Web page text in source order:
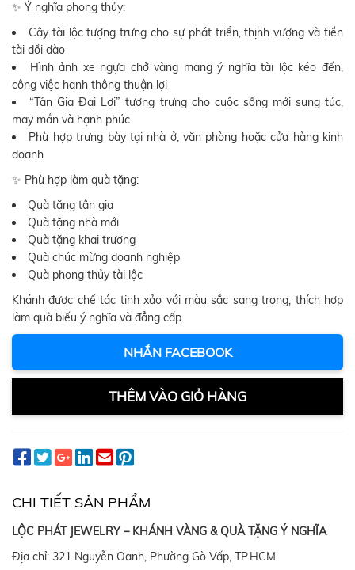
✨ Ý nghĩa phong thủy:
Cây tài lộc tượng trưng cho sự phát triển, thịnh vượng và tiền
tài dồi dào
Hình ảnh xe ngựa chở vàng mang ý nghĩa tài lộc kéo đến,
công việc hanh thông thuận lợi
“Tân Gia Đại Lợi” tượng trưng cho cuộc sống mới sung túc,
may mắn và hạnh phúc
Phù hợp trưng bày tại nhà ở, văn phòng hoặc cửa hàng kinh
doanh
✨ Phù hợp làm quà tặng:
Quà tặng tân gia
Quà tặng nhà mới
Quà tặng khai trương
Quà chúc mừng doanh nghiệp
Quà phong thủy tài lộc
Khánh được chế tác tinh xảo với màu sắc sang trọng, thích hợp
làm quà biếu ý nghĩa và đẳng cấp.
NHẮN FACEBOOK
THÊM VÀO GIỎ HÀNG
CHI TIẾT SẢN PHẨM
LỘC PHÁT JEWELRY – KHÁNH VÀNG & QUÀ TẶNG Ý NGHĨA
Địa chỉ: 321 Nguyễn Oanh, Phường Gò Vấp, TP.HCM